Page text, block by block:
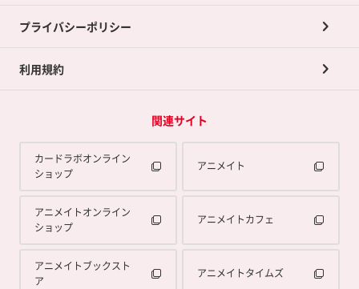
プライバシーポリシー
利用規約
関連サイト
カードラボオンライン
ショップ
アニメイト
アニメイトオンライン
ショップ
アニメイトカフェ
アニメイトブックスト
ア
アニメイトタイムズ